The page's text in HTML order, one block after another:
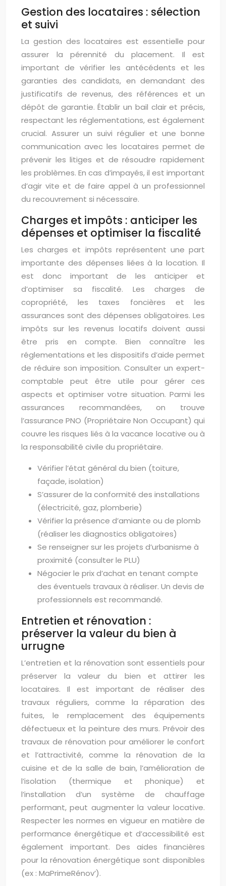
Gestion des locataires : sélection
et suivi
La gestion des locataires est essentielle pour
assurer la pérennité du placement. Il est
important de vérifier les antécédents et les
garanties des candidats, en demandant des
justificatifs de revenus, des références et un
dépôt de garantie. Établir un bail clair et précis,
respectant les réglementations, est également
crucial. Assurer un suivi régulier et une bonne
communication avec les locataires permet de
prévenir les litiges et de résoudre rapidement
les problèmes. En cas d’impayés, il est important
d’agir vite et de faire appel à un professionnel
du recouvrement si nécessaire.
Charges et impôts : anticiper les
dépenses et optimiser la fiscalité
Les charges et impôts représentent une part
importante des dépenses liées à la location. Il
est donc important de les anticiper et
d’optimiser sa fiscalité. Les charges de
copropriété, les taxes foncières et les
assurances sont des dépenses obligatoires. Les
impôts sur les revenus locatifs doivent aussi
être pris en compte. Bien connaître les
réglementations et les dispositifs d’aide permet
de réduire son imposition. Consulter un expert-
comptable peut être utile pour gérer ces
aspects et optimiser votre situation. Parmi les
assurances recommandées, on trouve
l’assurance PNO (Propriétaire Non Occupant) qui
couvre les risques liés à la vacance locative ou à
la responsabilité civile du propriétaire.
Vérifier l’état général du bien (toiture,
façade, isolation)
S’assurer de la conformité des installations
(électricité, gaz, plomberie)
Vérifier la présence d’amiante ou de plomb
(réaliser les diagnostics obligatoires)
Se renseigner sur les projets d’urbanisme à
proximité (consulter le PLU)
Négocier le prix d’achat en tenant compte
des éventuels travaux à réaliser. Un devis de
professionnels est recommandé.
Entretien et rénovation :
préserver la valeur du bien à
urrugne
L’entretien et la rénovation sont essentiels pour
préserver la valeur du bien et attirer les
locataires. Il est important de réaliser des
travaux réguliers, comme la réparation des
fuites, le remplacement des équipements
défectueux et la peinture des murs. Prévoir des
travaux de rénovation pour améliorer le confort
et l’attractivité, comme la rénovation de la
cuisine et de la salle de bain, l’amélioration de
l’isolation (thermique et phonique) et
l’installation d’un système de chauffage
performant, peut augmenter la valeur locative.
Respecter les normes en vigueur en matière de
performance énergétique et d’accessibilité est
également important. Des aides financières
pour la rénovation énergétique sont disponibles
(ex : MaPrimeRénov’).